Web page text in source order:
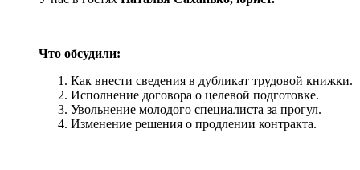
Что обсудили:
Как внести сведения в дубликат трудовой книжки.
Исполнение договора о целевой подготовке.
Увольнение молодого специалиста за прогул.
Изменение решения о продлении контракта.